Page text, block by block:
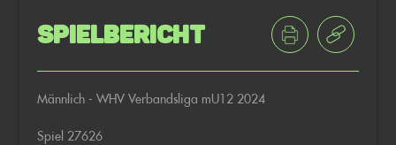
Spielbericht
Männlich - WHV Verbandsliga mU12 2024
Spiel 27626